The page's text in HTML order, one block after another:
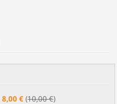
8,00 €(10,00 €)